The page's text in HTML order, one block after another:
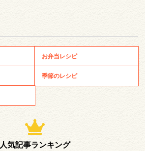
お弁当レシピ
季節のレシピ
人気記事ランキング